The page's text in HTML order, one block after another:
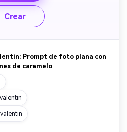
Crear
Prompt de foto plana con
de caramelo